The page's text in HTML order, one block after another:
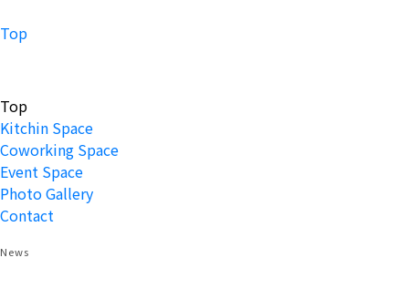
Top
Top
Kitchin Space
Coworking Space
Event Space
Photo Gallery
Contact
News